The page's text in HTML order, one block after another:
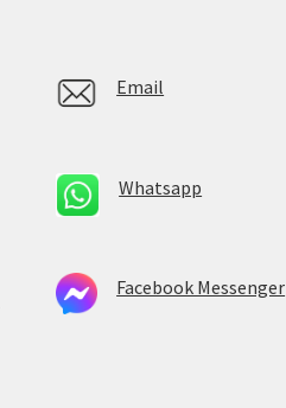
Email
Whatsapp
Facebook Messenger